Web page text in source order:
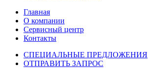
Главная
О компании
Сервисный центр
Контакты
СПЕЦИАЛЬНЫЕ ПРЕДЛОЖЕНИЯ
ОТПРАВИТЬ ЗАПРОС